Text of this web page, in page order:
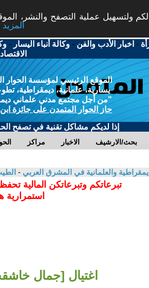
ولتسهيل عملية التصفح والنشر،
More info - المزيد
- اخبار الأدب والفن -وكالة أنباء اليسار -
الاقتصاد
الموقع الرئيسي لمؤسسة الحوار
يسارية، علمانية، ديمقراطية،
"من أجل مجتمع مدني علماني
حاز الحوار المتمدن على جائزة
إذا لديكم مشاكل تقنية في تصفح
مراكز الاخبار بحث/الارشيف
والعلمانية في المشرق العربي -
تبرعاتكم وتبرعاتكن المالية
استمرارية
اغتيال [جمال